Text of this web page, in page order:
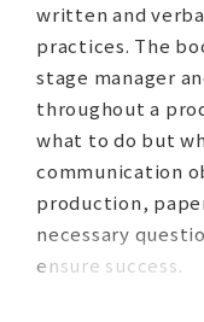
written and
practices. The
stage manager
throughout a
what to do but
communication
production,
necessary
ensure success.